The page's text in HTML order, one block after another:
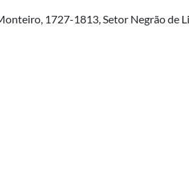
1727-1813, Setor Negrão de